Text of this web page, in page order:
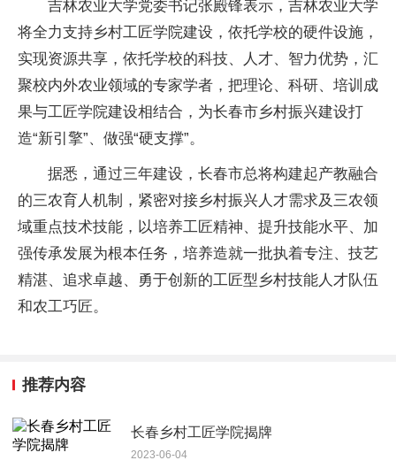
吉林农业大学党委书记张殿锋表示，吉林农业大学
将全力支持乡村工匠学院建设，依托学校的硬件设施，
实现资源共享，依托学校的科技、人才、智力优势，汇
聚校内外农业领域的专家学者，把理论、科研、培训成
果与工匠学院建设相结合，为长春市乡村振兴建设打
造“新引擎”、做强“硬支撑”。
据悉，通过三年建设，长春市总将构建起产教融合
的三农育人机制，紧密对接乡村振兴人才需求及三农领
域重点技术技能，以培养工匠精神、提升技能水平、加
强传承发展为根本任务，培养造就一批执着专注、技艺
精湛、追求卓越、勇于创新的工匠型乡村技能人才队伍
和农工巧匠。
推荐内容
长春乡村工匠学院揭牌
2023-06-04